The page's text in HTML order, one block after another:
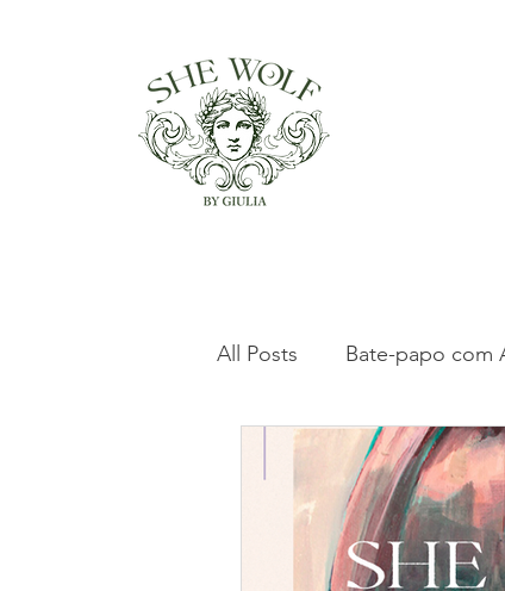
All Posts Bate-papo com
Clássicos da Arte Italiana